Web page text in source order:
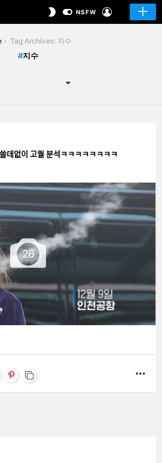
SWITCHNSFW
Tag Archives: 지수
지수
쓸데없이 고퀄 분석ㅋㅋㅋㅋㅋㅋㅋㅋ
26